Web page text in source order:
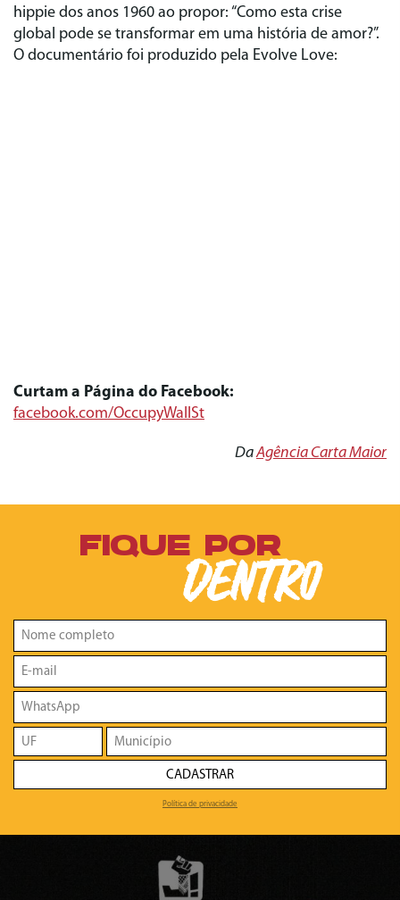
hippie dos anos 1960 ao propor: “Como esta crise
global pode se transformar em uma história de amor?”.
O documentário foi produzido pela Evolve Love:
Curtam a Página do Facebook:
facebook.com/OccupyWallSt
DaAgência Carta Maior
FIQUE POR
DENTRO
CADASTRAR
Política de privacidade